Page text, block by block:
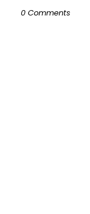
0 Comments